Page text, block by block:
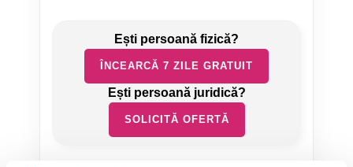
ÎNCEARCĂ 7 ZILE GRATUIT
SOLICITĂ OFERTĂ